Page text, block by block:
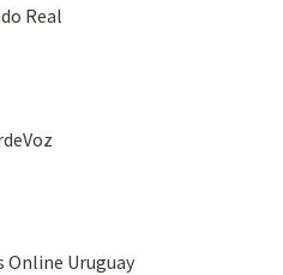
Real
Online Uruguay